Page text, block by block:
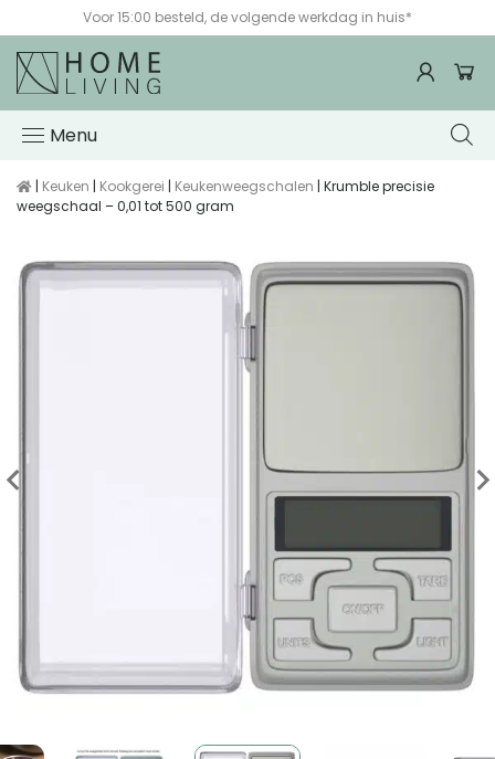
Voor 15:00 besteld, de volgende werkdag in huis*
Menu
| Keuken | Kookgerei | Keukenweegschalen | Krumble precisie
weegschaal – 0,01 tot 500 gram